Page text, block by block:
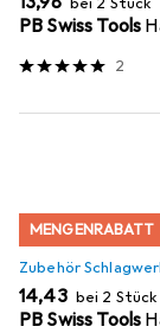
PB Swiss Tools
2
MENGENRABATT
Zubehör
EUR
14,43 bei 2 Stück
PB Swiss Tools